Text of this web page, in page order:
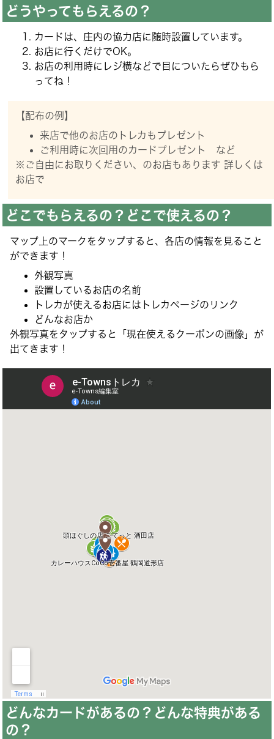
どうやってもらえるの？
カードは、庄内の協力店に随時設置しています。
お店に行くだけでOK。
お店の利用時にレジ横などで目についたらぜひもら
ってね！
【配布の例】
来店で他のお店のトレカもプレゼント
ご利用時に次回用のカードプレゼント など
※ご自由にお取りください、のお店もあります 詳しくは
お店で
どこでもらえるの？どこで使えるの？
マップ上のマークをタップすると、各店の情報を見ること
ができます！
外観写真
設置しているお店の名前
トレカが使えるお店にはトレカページのリンク
どんなお店か
外観写真をタップすると「現在使えるクーポンの画像」が
出てきます！
どんなカードがあるの？どんな特典がある
の？